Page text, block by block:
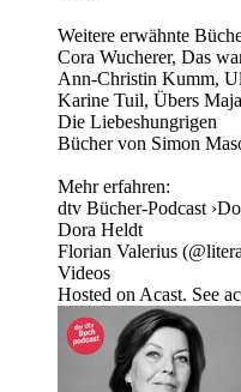
Weitere erwähnte
Cora Wucherer, Das
Ann-Christin Kumm,
Karine Tuil, Übers
Die Liebeshungrigen
Bücher von Simon
Mehr erfahren:
dtv Bücher-Podcast
Dora Heldt
Florian Valerius
Videos
Hosted on Acast. See